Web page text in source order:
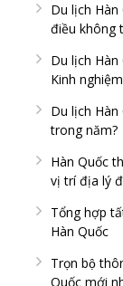
Du lịch
điều không
Du lịch Hàn
Kinh
Du lịch
trong năm?
Hàn Quốc
vị trí địa lý
Tổng hợp
Hàn Quốc
Trọn bộ
Quốc mới